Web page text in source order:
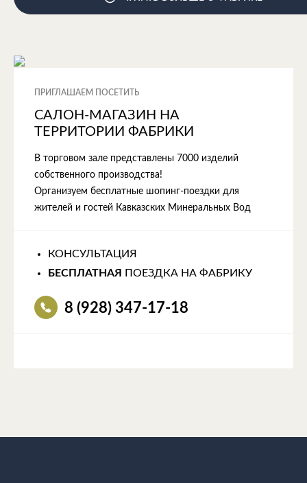
ПРИГЛАШАЕМ ПОСЕТИТЬ
САЛОН-МАГАЗИН НА
ТЕРРИТОРИИ ФАБРИКИ
В торговом зале представлены 7000 изделий
собственного производства!
Организуем бесплатные шопинг-поездки для
жителей и гостей Кавказских Минеральных Вод
КОНСУЛЬТАЦИЯ
БЕСПЛАТНАЯ
ПОЕЗДКА НА ФАБРИКУ
8 (928) 347-17-18